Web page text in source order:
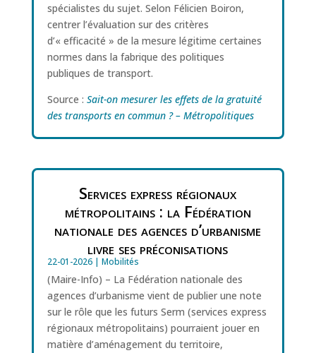
spécialistes du sujet. Selon Félicien Boiron,
centrer l’évaluation sur des critères
d’« efficacité » de la mesure légitime certaines
normes dans la fabrique des politiques
publiques de transport.
Source : Sait-on mesurer les effets de la gratuité
des transports en commun ? – Métropolitiques
Services express régionaux
métropolitains : la Fédération
nationale des agences d’urbanisme
livre ses préconisations
22-01-2026| Mobilités
(Maire-Info) – La Fédération nationale des
agences d’urbanisme vient de publier une note
sur le rôle que les futurs Serm (services express
régionaux métropolitains) pourraient jouer en
matière d’aménagement du territoire,